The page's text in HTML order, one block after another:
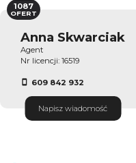
Anna Skwarciak
Agent
Nr licencji: 16519
609 842 932
Napisz wiadomość
1087
OFERT